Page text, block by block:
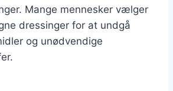
Mange mennesker vælger
dressinger for at undgå
og unødvendige